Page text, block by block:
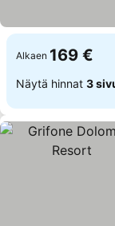
Alkaen 169 €
Näytä hinnat 3